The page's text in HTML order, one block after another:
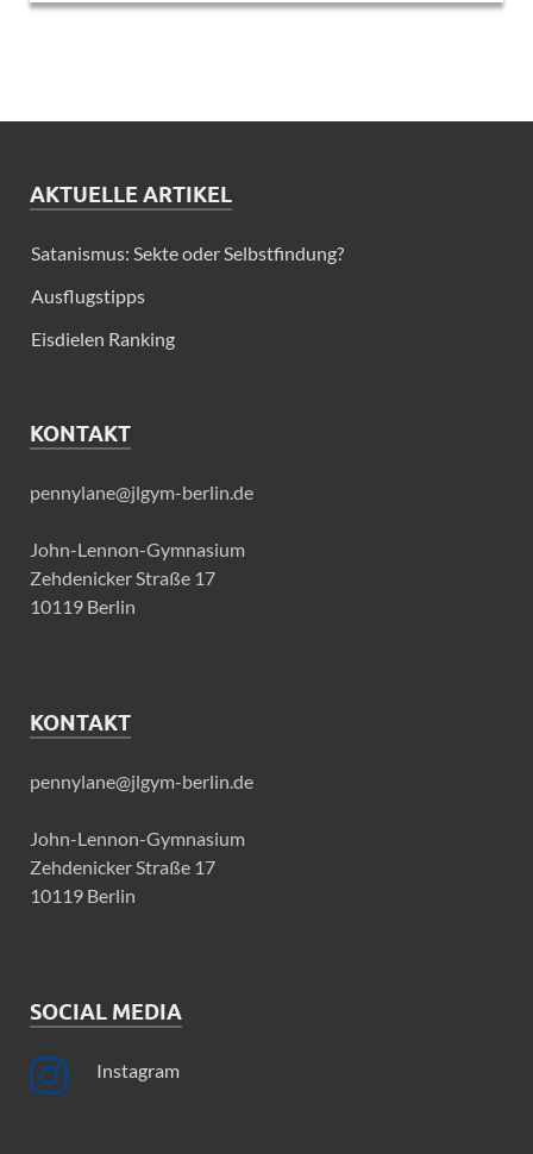
AKTUELLE ARTIKEL
Satanismus: Sekte oder Selbstfindung?
Ausflugstipps
Eisdielen Ranking
KONTAKT
pennylane@jlgym-berlin.de
John-Lennon-Gymnasium
Zehdenicker Straße 17
10119 Berlin
KONTAKT
pennylane@jlgym-berlin.de
John-Lennon-Gymnasium
Zehdenicker Straße 17
10119 Berlin
SOCIAL MEDIA
Instagram